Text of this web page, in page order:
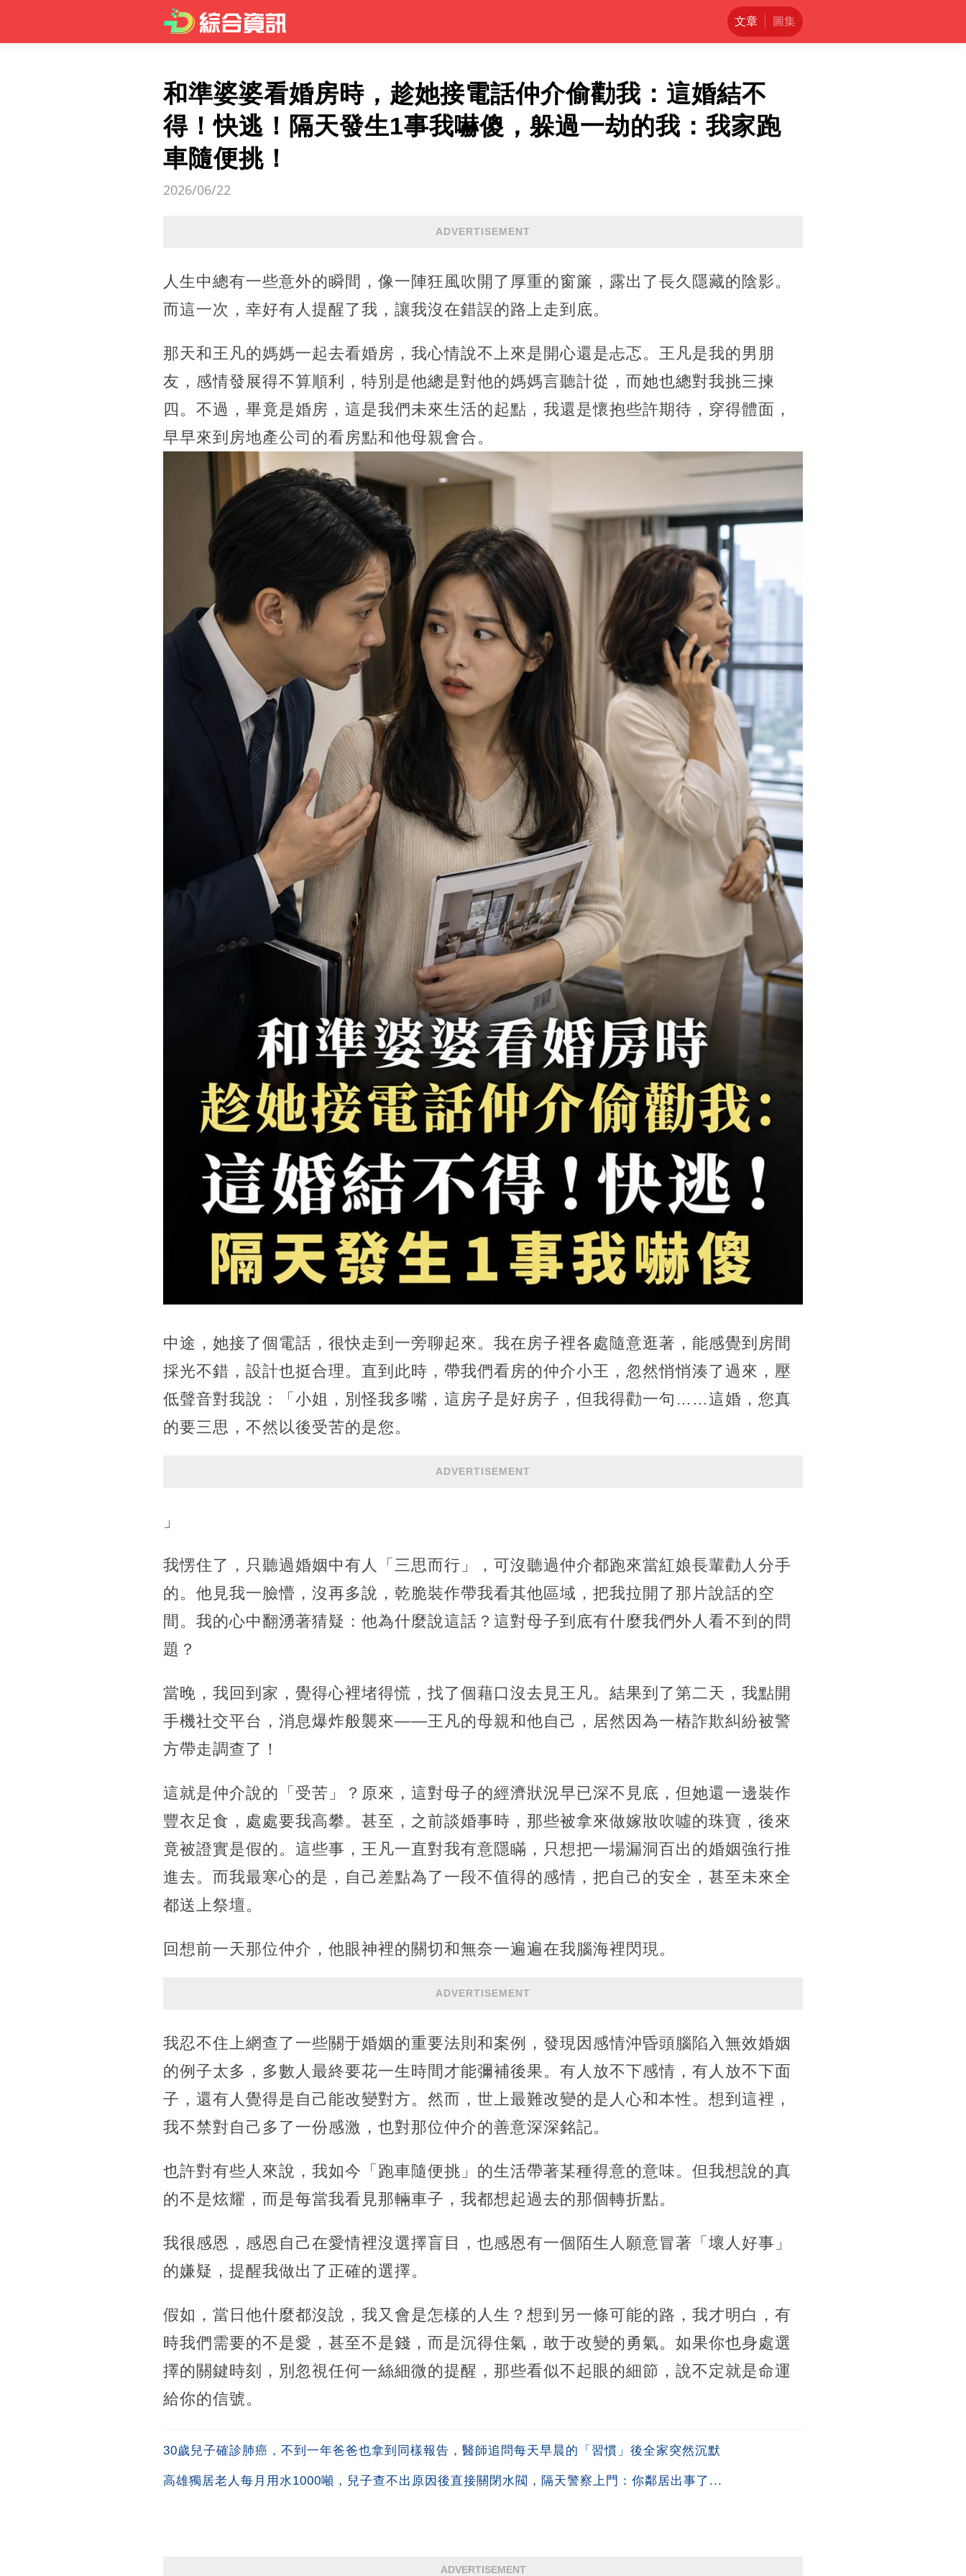
文章 圖集
和準婆婆看婚房時，趁她接電話仲介偷勸我：這婚結不
得！快逃！隔天發生1事我嚇傻，躲過一劫的我：我家跑
車隨便挑！
2026/06/22
ADVERTISEMENT
人生中總有一些意外的瞬間，像一陣狂風吹開了厚重的窗簾，露出了長久隱藏的陰影。
而這一次，幸好有人提醒了我，讓我沒在錯誤的路上走到底。
那天和王凡的媽媽一起去看婚房，我心情說不上來是開心還是忐忑。王凡是我的男朋
友，感情發展得不算順利，特別是他總是對他的媽媽言聽計從，而她也總對我挑三揀
四。不過，畢竟是婚房，這是我們未來生活的起點，我還是懷抱些許期待，穿得體面，
早早來到房地產公司的看房點和他母親會合。
中途，她接了個電話，很快走到一旁聊起來。我在房子裡各處隨意逛著，能感覺到房間
採光不錯，設計也挺合理。直到此時，帶我們看房的仲介小王，忽然悄悄湊了過來，壓
低聲音對我說：「小姐，別怪我多嘴，這房子是好房子，但我得勸一句……這婚，您真
的要三思，不然以後受苦的是您。
ADVERTISEMENT
」
我愣住了，只聽過婚姻中有人「三思而行」，可沒聽過仲介都跑來當紅娘長輩勸人分手
的。他見我一臉懵，沒再多說，乾脆裝作帶我看其他區域，把我拉開了那片說話的空
間。我的心中翻湧著猜疑：他為什麼說這話？這對母子到底有什麼我們外人看不到的問
題？
當晚，我回到家，覺得心裡堵得慌，找了個藉口沒去見王凡。結果到了第二天，我點開
手機社交平台，消息爆炸般襲來——王凡的母親和他自己，居然因為一樁詐欺糾紛被警
方帶走調查了！
這就是仲介說的「受苦」？原來，這對母子的經濟狀況早已深不見底，但她還一邊裝作
豐衣足食，處處要我高攀。甚至，之前談婚事時，那些被拿來做嫁妝吹噓的珠寶，後來
竟被證實是假的。這些事，王凡一直對我有意隱瞞，只想把一場漏洞百出的婚姻強行推
進去。而我最寒心的是，自己差點為了一段不值得的感情，把自己的安全，甚至未來全
都送上祭壇。
回想前一天那位仲介，他眼神裡的關切和無奈一遍遍在我腦海裡閃現。
ADVERTISEMENT
我忍不住上網查了一些關于婚姻的重要法則和案例，發現因感情沖昏頭腦陷入無效婚姻
的例子太多，多數人最終要花一生時間才能彌補後果。有人放不下感情，有人放不下面
子，還有人覺得是自己能改變對方。然而，世上最難改變的是人心和本性。想到這裡，
我不禁對自己多了一份感激，也對那位仲介的善意深深銘記。
也許對有些人來說，我如今「跑車隨便挑」的生活帶著某種得意的意味。但我想說的真
的不是炫耀，而是每當我看見那輛車子，我都想起過去的那個轉折點。
我很感恩，感恩自己在愛情裡沒選擇盲目，也感恩有一個陌生人願意冒著「壞人好事」
的嫌疑，提醒我做出了正確的選擇。
假如，當日他什麼都沒說，我又會是怎樣的人生？想到另一條可能的路，我才明白，有
時我們需要的不是愛，甚至不是錢，而是沉得住氣，敢于改變的勇氣。如果你也身處選
擇的關鍵時刻，別忽視任何一絲細微的提醒，那些看似不起眼的細節，說不定就是命運
給你的信號。
30歲兒子確診肺癌，不到一年爸爸也拿到同樣報告，醫師追問每天早晨的「習慣」後全家突然沉默
高雄獨居老人每月用水1000噸，兒子查不出原因後直接關閉水閥，隔天警察上門：你鄰居出事了...
ADVERTISEMENT